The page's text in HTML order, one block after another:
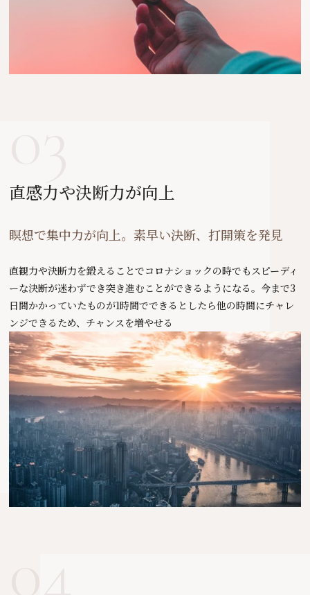
直感力や決断力が向上
瞑想で集中力が向上。素早い決断、打開策を発見
直観力や決断力を鍛えることでコロナショックの時でもスピーディ
ーな決断が迷わずでき突き進むことができるようになる。今まで3
日間かかっていたものが1時間でできるとしたら他の時間にチャレ
ンジできるため、チャンスを増やせる